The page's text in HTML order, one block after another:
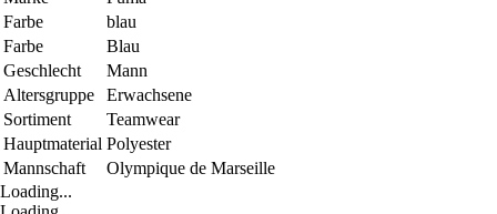
Farbe
blau
Farbe
Blau
Geschlecht
Mann
Altersgruppe
Erwachsene
Sortiment
Teamwear
Hauptmaterial Polyester
Mannschaft
Olympique de Marseille
Loading...